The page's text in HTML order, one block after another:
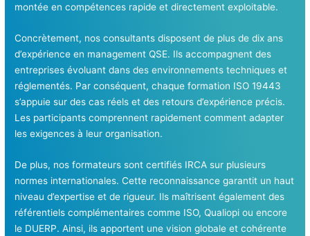
montée en compétences rapide et directement exploitable.
Concrètement, nos consultants disposent de plus de dix ans
d’expérience en management QSE. Ils accompagnent des
entreprises évoluant dans des environnements techniques et
réglementés. Par conséquent, chaque formation ISO 19443
s’appuie sur des cas réels et des retours d’expérience précis.
Les participants comprennent rapidement comment adapter
les exigences à leur organisation.
De plus, nos formateurs sont certifiés IRCA sur plusieurs
normes internationales. Cette reconnaissance garantit un haut
niveau d’expertise et de rigueur. Ils maîtrisent également des
référentiels complémentaires comme ISO, Qualiopi ou encore
le DUERP. Ainsi, ils apportent une vision globale et cohérente